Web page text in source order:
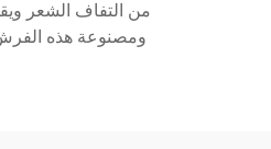
من التفاف الشعر
ومصنوعة هذه